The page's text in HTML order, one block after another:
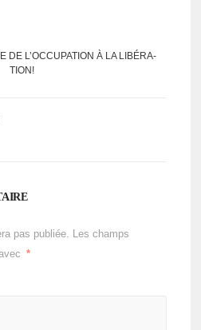
DE L’OC­CU­PA­TION À LA LIBÉ­RA­
TION!
pas publiée. Les champs
*